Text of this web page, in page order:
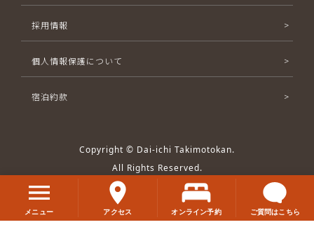
採用情報
個人情報保護について
宿泊約款
Copyright © Dai-ichi Takimotokan.
All Rights Reserved.
メニュー アクセス オンライン予約 ご質問はこちら